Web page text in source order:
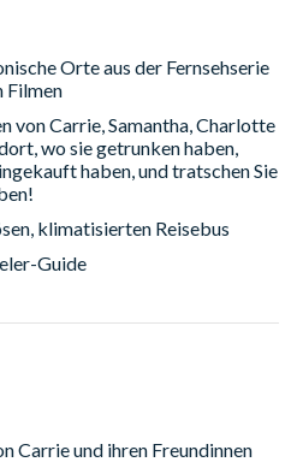
Orte aus der Fernsehserie
Filmen
von Carrie, Samantha, Charlotte
wo sie getrunken haben,
haben, und tratschen Sie
klimatisierten Reisebus
Guide
Carrie und ihren Freundinnen